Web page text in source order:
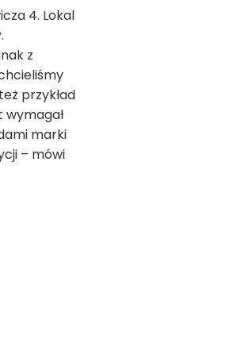
4. Lokal
z
przykład
marki
– mówi